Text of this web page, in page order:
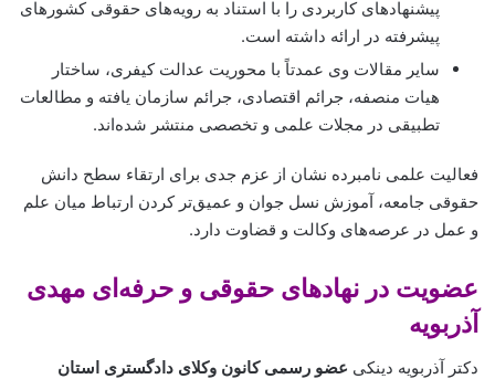
پیشنهادهای کاربردی را با استناد به رویه‌های حقوقی کشورهای
پیشرفته در ارائه داشته است.
سایر مقالات وی عمدتاً با محوریت عدالت کیفری، ساختار
هیات منصفه، جرائم اقتصادی، جرائم سازمان یافته و مطالعات
تطبیقی در مجلات علمی و تخصصی منتشر شده‌اند.
فعالیت علمی نامبرده نشان از عزم جدی برای ارتقاء سطح دانش
حقوقی جامعه، آموزش نسل جوان و عمیق‌تر کردن ارتباط میان علم
و عمل در عرصه‌های وکالت و قضاوت دارد.
عضویت در نهادهای حقوقی و حرفه‌ای مهدی
آذربویه
دکتر آذربویه دینکی عضو رسمی کانون وکلای دادگستری استان